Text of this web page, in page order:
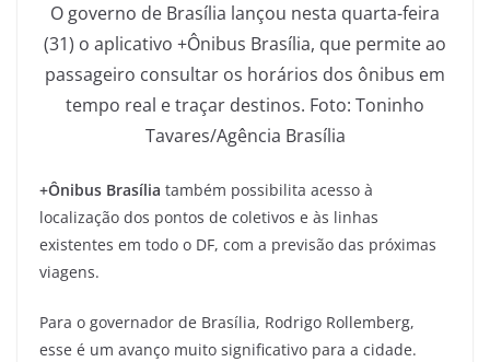
O governo de Brasília lançou nesta quarta-feira
(31) o aplicativo +Ônibus Brasília, que permite ao
passageiro consultar os horários dos ônibus em
tempo real e traçar destinos. Foto: Toninho
Tavares/Agência Brasília
+Ônibus Brasília também possibilita acesso à
localização dos pontos de coletivos e às linhas
existentes em todo o DF, com a previsão das próximas
viagens.
Para o governador de Brasília, Rodrigo Rollemberg,
esse é um avanço muito significativo para a cidade.